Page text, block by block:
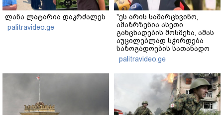
ლანა ლატარია დაკრძალეს
palitravideo.ge
"ეს არის სამარცხვინო,
ამაზრზენია ასეთი
განცხადების მოსმენა, ამას
აუცილებლად სჭირდება
საზოგადოების სათანადო
რეაქცია" - ირაკლი
კობახიძე
palitravideo.ge